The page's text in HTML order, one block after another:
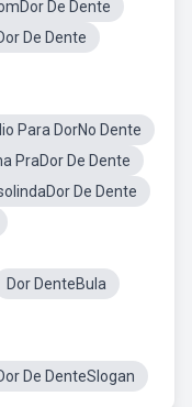
De Dente
De Dente
Para DorNo Dente
PraDor De Dente
De Dente
Dor DenteBula
De DenteSlogan